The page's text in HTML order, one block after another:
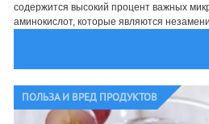
содержится высокий процент важных
аминокислот, которые являются
ПОЛЬЗА И ВРЕД ПРОДУКТОВ